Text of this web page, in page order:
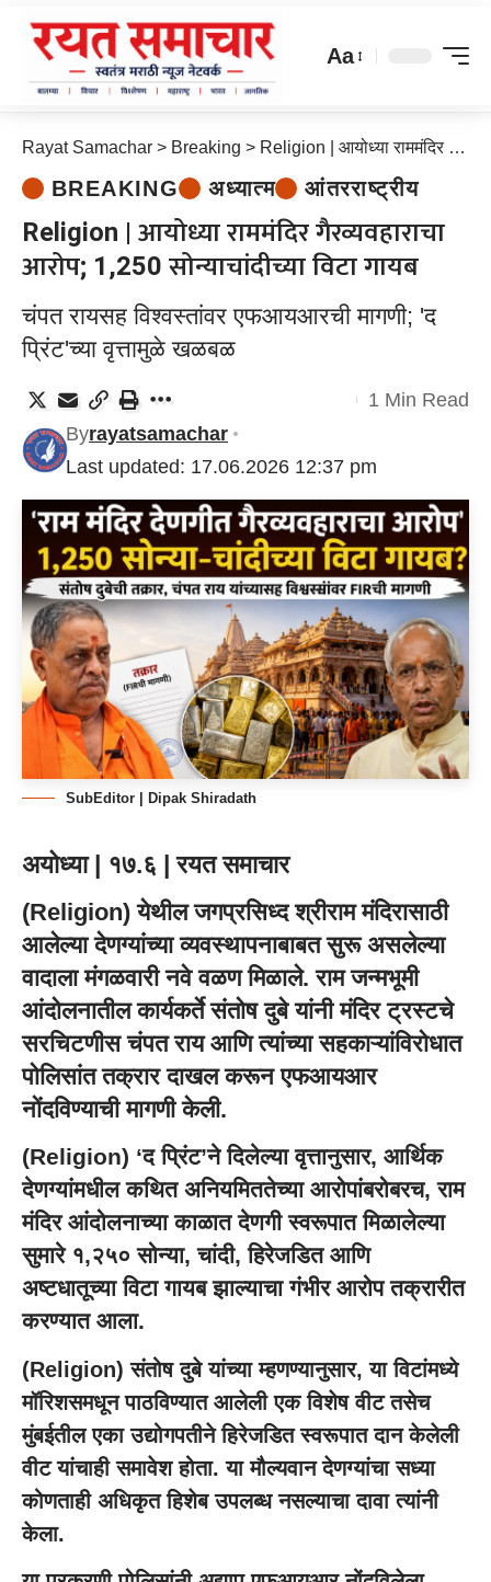
Aa
Rayat Samachar > Breaking > Religion | आयोध्या राममंदिर गैरव्यवहाराचा आरोप; 1,250 सोन्याचांदीच्या विटा गायब
BREAKING अध्यात्म आंतरराष्ट्रीय
Religion | आयोध्या राममंदिर गैरव्यवहाराचा
आरोप; 1,250 सोन्याचांदीच्या विटा गायब
चंपत रायसह विश्वस्तांवर एफआयआरची मागणी; 'द
प्रिंट'च्या वृत्तामुळे खळबळ
Last updated: 17.06.2026 12:37 pm
Byrayatsamachar
1 Min Read
SubEditor | Dipak Shiradath
अयोध्या | १७.६ | रयत समाचार
(Religion) येथील जगप्रसिध्द श्रीराम मंदिरासाठी
आलेल्या देणग्यांच्या व्यवस्थापनाबाबत सुरू असलेल्या
वादाला मंगळवारी नवे वळण मिळाले. राम जन्मभूमी
आंदोलनातील कार्यकर्ते संतोष दुबे यांनी मंदिर ट्रस्टचे
सरचिटणीस चंपत राय आणि त्यांच्या सहकाऱ्यांविरोधात
पोलिसांत तक्रार दाखल करून एफआयआर
नोंदविण्याची मागणी केली.
(Religion) ‘द प्रिंट’ने दिलेल्या वृत्तानुसार, आर्थिक
देणग्यांमधील कथित अनियमिततेच्या आरोपांबरोबरच, राम
मंदिर आंदोलनाच्या काळात देणगी स्वरूपात मिळालेल्या
सुमारे १,२५० सोन्या, चांदी, हिरेजडित आणि
अष्टधातूच्या विटा गायब झाल्याचा गंभीर आरोप तक्रारीत
करण्यात आला.
(Religion) संतोष दुबे यांच्या म्हणण्यानुसार, या विटांमध्ये
मॉरिशसमधून पाठविण्यात आलेली एक विशेष वीट तसेच
मुंबईतील एका उद्योगपतीने हिरेजडित स्वरूपात दान केलेली
वीट यांचाही समावेश होता. या मौल्यवान देणग्यांचा सध्या
कोणताही अधिकृत हिशेब उपलब्ध नसल्याचा दावा त्यांनी
केला.